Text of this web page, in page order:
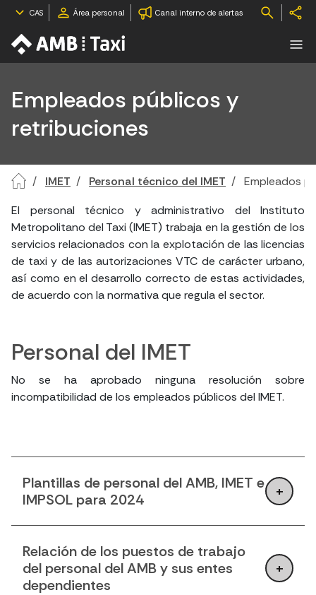
CAS Área personal Canal interno de alertas
Empleados públicos y
retribuciones
IMET Personal técnico del IMET
Empleados
El personal técnico y administrativo del Instituto
Metropolitano del Taxi (IMET) trabaja en la gestión de los
servicios relacionados con la explotación de las licencias
de taxi y de las autorizaciones VTC de carácter urbano,
así como en el desarrollo correcto de estas actividades,
de acuerdo con la normativa que regula el sector.
Personal del IMET
No se ha aprobado ninguna resolución sobre
incompatibilidad de los empleados públicos del IMET.
Plantillas de personal del AMB, IMET e
IMPSOL para 2024
Relación de los puestos de trabajo
del personal del AMB y sus entes
dependientes